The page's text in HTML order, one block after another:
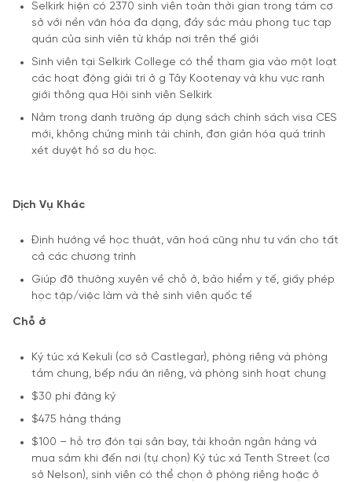
Selkirk hiện có 2370 sinh viên toàn thời gian trong tám cơ
sở với nền văn hóa đa dạng, đầy sắc màu phong tục tạp
quán của sinh viên từ khắp nơi trên thế giới
Sinh viên tại Selkirk College có thể tham gia vào một loạt
các hoạt động giải trí ở g Tây Kootenay và khu vực ranh
giới thông qua Hội sinh viên Selkirk
Nằm trong danh trường áp dụng sách chính sách visa CES
mới, không chứng mình tài chính, đơn giản hóa quá trình
xét duyệt hồ sơ du học.
Dịch Vụ Khác
Định hướng về học thuật, văn hoá cũng như tư vấn cho tất
cả các chương trình
Giúp đỡ thường xuyên về chỗ ở, bảo hiểm y tế, giấy phép
học tập/việc làm và thẻ sinh viên quốc tế
Chỗ ở
Ký túc xá Kekuli (cơ sở Castlegar), phòng riêng và phòng
tắm chung, bếp nấu ăn riêng, và phòng sinh hoạt chung
$30 phí đăng ký
$475 hàng tháng
$100 – hỗ trợ đón tại sân bay, tài khoản ngân hàng và
mua sắm khi đến nơi (tự chọn) Ký túc xá Tenth Street (cơ
sở Nelson), sinh viên có thể chọn ở phòng riêng hoặc ở